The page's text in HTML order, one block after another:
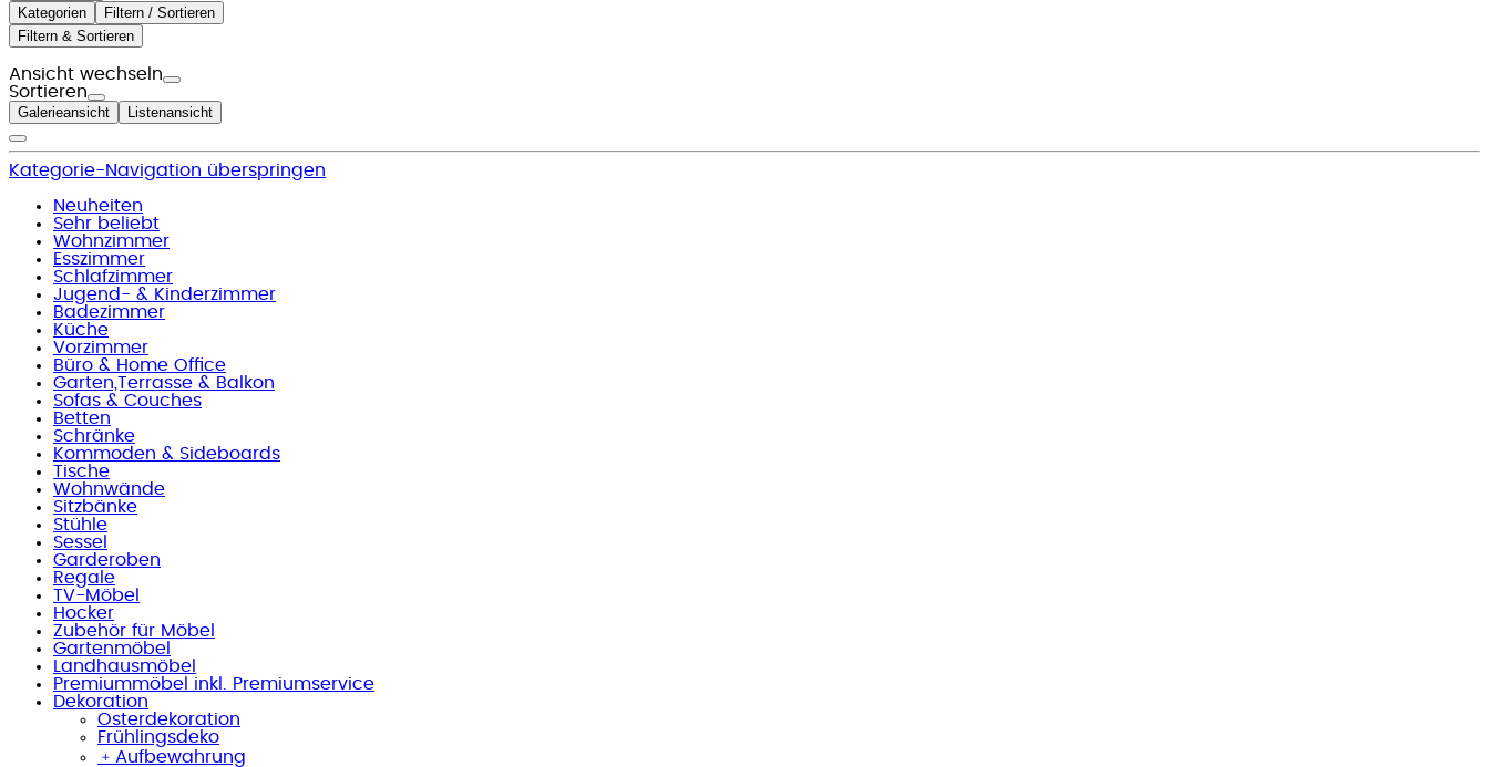
Kategorien
Filtern / Sortieren
Filtern & Sortieren
Ansicht wechseln
Sortieren
Galerieansicht Listenansicht
Kategorie-Navigation überspringen
Neuheiten
Sehr beliebt
Wohnzimmer
Esszimmer
Schlafzimmer
Jugend- & Kinderzimmer
Badezimmer
Küche
Vorzimmer
Büro & Home Office
Garten,Terrasse & Balkon
Sofas & Couches
Betten
Schränke
Kommoden & Sideboards
Tische
Wohnwände
Sitzbänke
Stühle
Sessel
Garderoben
Regale
TV-Möbel
Hocker
Zubehör für Möbel
Gartenmöbel
Landhausmöbel
Premiummöbel inkl. Premiumservice
Dekoration
Osterdekoration
Frühlingsdeko
﹢ Aufbewahrung